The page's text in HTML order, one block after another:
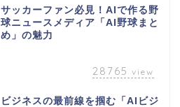
サッカーファン必見！AIで作る野
球ニュースメディア「AI野球まと
め」の魅力
28765 view
ビジネスの最前線を掴む「AIビジ